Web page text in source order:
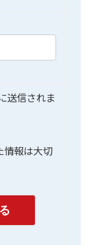
送信されま
情報は大切